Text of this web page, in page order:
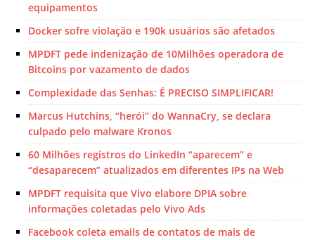
equipamentos
Docker sofre violação e 190k usuários são afetados
MPDFT pede indenização de 10Milhões operadora de
Bitcoins por vazamento de dados
Complexidade das Senhas: É PRECISO SIMPLIFICAR!
Marcus Hutchins, “herói” do WannaCry, se declara
culpado pelo malware Kronos
60 Milhões registros do LinkedIn “aparecem” e
“desaparecem” atualizados em diferentes IPs na Web
MPDFT requisita que Vivo elabore DPIA sobre
informações coletadas pelo Vivo Ads
Facebook coleta emails de contatos de mais de